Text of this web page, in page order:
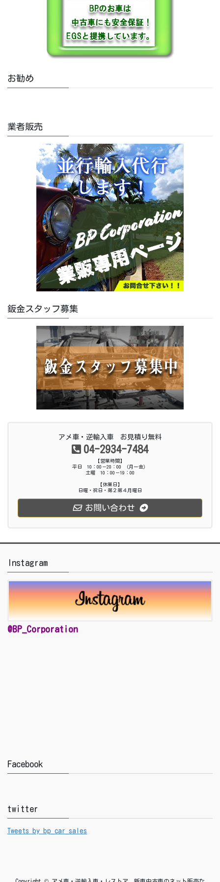
お勧め
業者販売
鈑金スタッフ募集
アメ車・逆輸入車 お見積り無料
04-2934-7484
【営業時間】
平日 10：00－20：00 （月ー金）
土曜 10：00－19：00
【休業日】
日曜・祝日・第２第４月曜日
お問い合わせ
Instagram
@BP_Corporation
Facebook
twitter
Tweets by bp_car_sales